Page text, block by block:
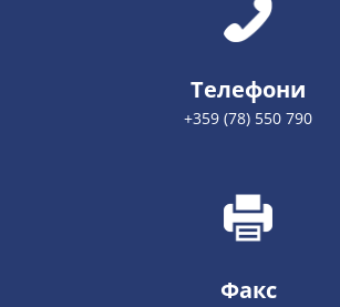
Телефони
+359 (78) 550 790
Факс